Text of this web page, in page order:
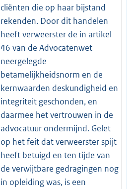
cliënten die op haar bijstand
rekenden. Door dit handelen
heeft verweerster de in artikel
46 van de Advocatenwet
neergelegde
betamelijkheidsnorm en de
kernwaarden deskundigheid en
integriteit geschonden, en
daarmee het vertrouwen in de
advocatuur ondermijnd. Gelet
op het feit dat verweerster spijt
heeft betuigd en ten tijde van
de verwijtbare gedragingen nog
in opleiding was, is een